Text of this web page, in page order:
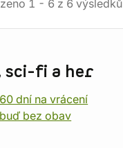
1 - 6 z 6 výsledků
sci-fi a her
60 dní na vrácení
buď bez obav